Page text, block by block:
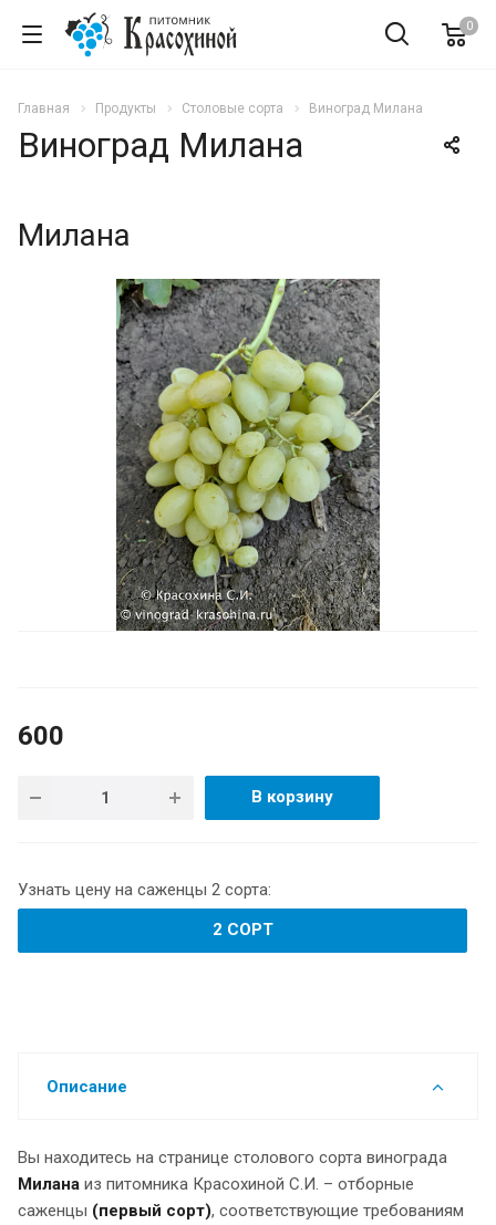
0
Главная Продукты Столовые сорта Виноград Милана
Виноград Милана
Милана
600
В корзину
Узнать цену на саженцы 2 сорта:
2 СОРТ
Описание
Вы находитесь на странице столового сорта винограда
Милана из питомника Красохиной С.И. – отборные
саженцы (первый сорт), соответствующие требованиям